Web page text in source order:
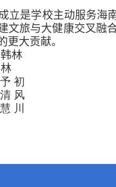
立是学校主动服务海
文旅与大健康交叉融
更大贡献。
林
予 初
清 风
慧 川